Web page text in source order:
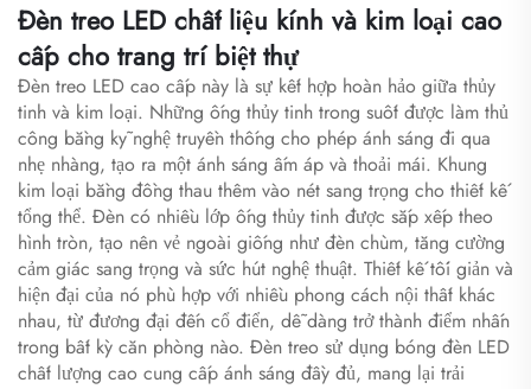
Đèn treo LED chất liệu kính và kim loại cao
cấp cho trang trí biệt thự
Đèn treo LED cao cấp này là sự kết hợp hoàn hảo giữa thủy
tinh và kim loại. Những ống thủy tinh trong suốt được làm thủ
công bằng kỹ nghệ truyền thống cho phép ánh sáng đi qua
nhẹ nhàng, tạo ra một ánh sáng ấm áp và thoải mái. Khung
kim loại bằng đồng thau thêm vào nét sang trọng cho thiết kế
tổng thể. Đèn có nhiều lớp ống thủy tinh được sắp xếp theo
hình tròn, tạo nên vẻ ngoài giống như đèn chùm, tăng cường
cảm giác sang trọng và sức hút nghệ thuật. Thiết kế tối giản và
hiện đại của nó phù hợp với nhiều phong cách nội thất khác
nhau, từ đương đại đến cổ điển, dễ dàng trở thành điểm nhấn
trong bất kỳ căn phòng nào. Đèn treo sử dụng bóng đèn LED
chất lượng cao cung cấp ánh sáng đầy đủ, mang lại trải